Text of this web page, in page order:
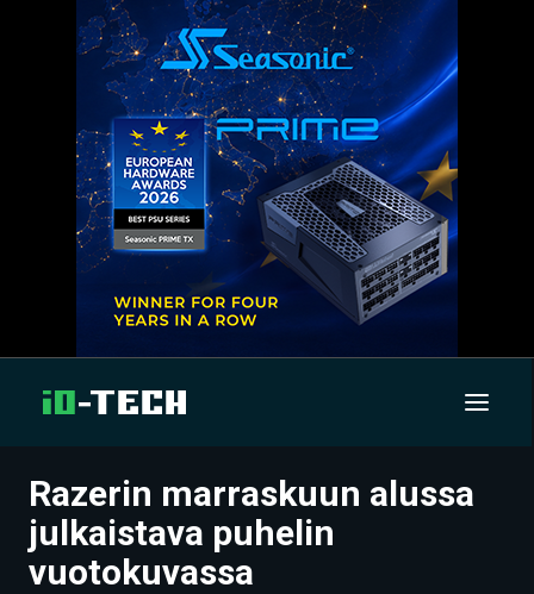
UUTISET
ARTIKKELIT
Razerin marraskuun alussa
julkaistava puhelin
vuotokuvassa